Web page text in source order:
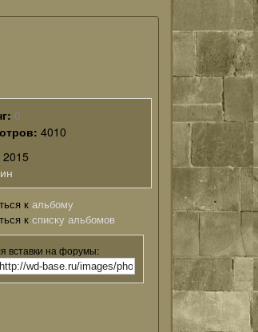
0
4010
к альбому
к списку альбомов
вставки на форумы: